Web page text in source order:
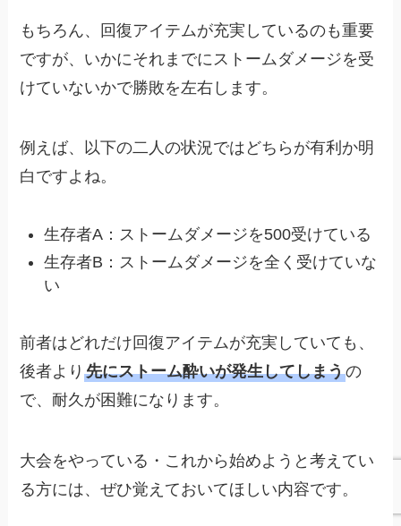
もちろん、回復アイテムが充実しているのも重要
ですが、いかにそれまでにストームダメージを受
けていないかで勝敗を左右します。
例えば、以下の二人の状況ではどちらが有利か明
白ですよね。
生存者A：ストームダメージを500受けている
生存者B：ストームダメージを全く受けていな
い
前者はどれだけ回復アイテムが充実していても、
後者より先にストーム酔いが発生してしまうの
で、耐久が困難になります。
大会をやっている・これから始めようと考えてい
る方には、ぜひ覚えておいてほしい内容です。